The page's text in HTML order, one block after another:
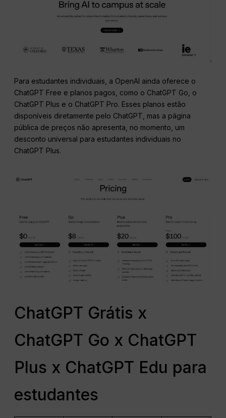
Para estudantes individuais, a OpenAI ainda oferece o
ChatGPT Free e planos pagos, como o ChatGPT Go, o
ChatGPT Plus e o ChatGPT Pro. Esses planos estão
disponíveis diretamente pelo ChatGPT, mas a página
pública de preços não apresenta, no momento, um
desconto universal para estudantes individuais no
ChatGPT Plus.
ChatGPT Grátis x
ChatGPT Go x ChatGPT
Plus x ChatGPT Edu para
estudantes